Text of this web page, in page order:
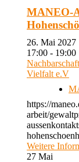
MANEO-
26. Mai
17:00 - 19:00
Vielfalt e.V
https://
arbeit/
Weitere
27 Mai